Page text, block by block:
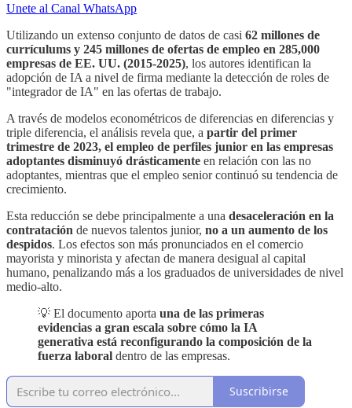
Unete al Canal WhatsApp
Utilizando un extenso conjunto de datos de casi 62 millones de
currículums y 245 millones de ofertas de empleo en 285,000
empresas de EE. UU. (2015-2025), los autores identifican la
adopción de IA a nivel de firma mediante la detección de roles de
"integrador de IA" en las ofertas de trabajo.
A través de modelos econométricos de diferencias en diferencias y
triple diferencia, el análisis revela que, a partir del primer
trimestre de 2023, el empleo de perfiles junior en las empresas
adoptantes disminuyó drásticamente en relación con las no
adoptantes, mientras que el empleo senior continuó su tendencia de
crecimiento.
Esta reducción se debe principalmente a una desaceleración en la
contratación de nuevos talentos junior, no a un aumento de los
despidos. Los efectos son más pronunciados en el comercio
mayorista y minorista y afectan de manera desigual al capital
humano, penalizando más a los graduados de universidades de nivel
medio-alto.
💡 El documento aporta una de las primeras
evidencias a gran escala sobre cómo la IA
generativa está reconfigurando la composición de la
fuerza laboral dentro de las empresas.
Suscribirse